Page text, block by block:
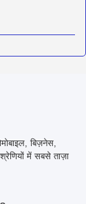
बिज़नेस,
में सबसे ताज़ा